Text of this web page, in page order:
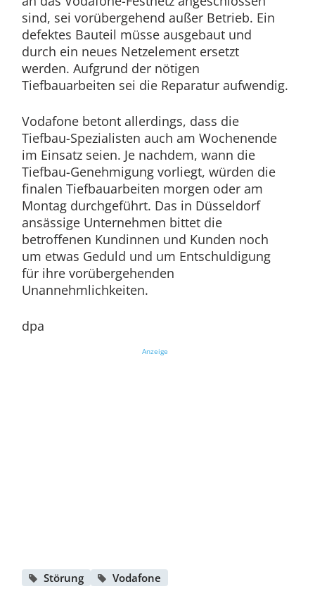
sind, sei vorübergehend außer Betrieb. Ein
defektes Bauteil müsse ausgebaut und
durch ein neues Netzelement ersetzt
werden. Aufgrund der nötigen
Tiefbauarbeiten sei die Reparatur aufwendig.
Vodafone betont allerdings, dass die
Tiefbau-Spezialisten auch am Wochenende
im Einsatz seien. Je nachdem, wann die
Tiefbau-Genehmigung vorliegt, würden die
finalen Tiefbauarbeiten morgen oder am
Montag durchgeführt. Das in Düsseldorf
ansässige Unternehmen bittet die
betroffenen Kundinnen und Kunden noch
um etwas Geduld und um Entschuldigung
für ihre vorübergehenden
Unannehmlichkeiten.
dpa
Anzeige
Störung Vodafone